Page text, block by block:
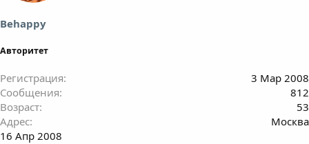
Behappy
Авторитет
Регистрация
3 Мар 2008
Сообщения
812
Возраст
53
Адрес
Москва
16 Апр 2008